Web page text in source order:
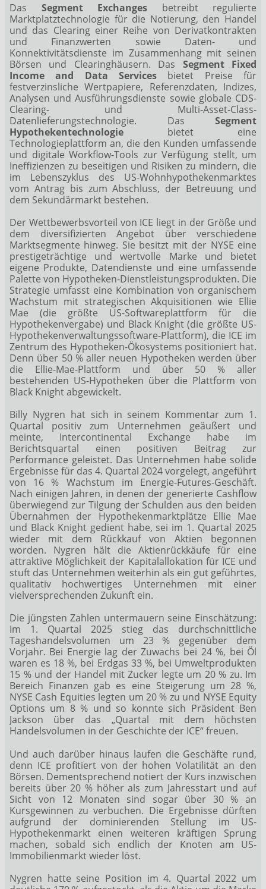
Das Segment Exchanges betreibt regulierte
Marktplatztechnologie für die Notierung, den Handel
und das Clearing einer Reihe von Derivatkontrakten
und Finanzwerten sowie Daten- und
Konnektivitätsdienste im Zusammenhang mit seinen
Börsen und Clearinghäusern. Das Segment Fixed
Income and Data Services bietet Preise für
festverzinsliche Wertpapiere, Referenzdaten, Indizes,
Analysen und Ausführungsdienste sowie globale CDS-
Clearing- und Multi-Asset-Class-
Datenlieferungstechnologie. Das Segment
Hypothekentechnologie bietet eine
Technologieplattform an, die den Kunden umfassende
und digitale Workflow-Tools zur Verfügung stellt, um
Ineffizienzen zu beseitigen und Risiken zu mindern, die
im Lebenszyklus des US-Wohnhypothekenmarktes
vom Antrag bis zum Abschluss, der Betreuung und
dem Sekundärmarkt bestehen.
Der Wettbewerbsvorteil von ICE liegt in der Größe und
dem diversifizierten Angebot über verschiedene
Marktsegmente hinweg. Sie besitzt mit der NYSE eine
prestigeträchtige und wertvolle Marke und bietet
eigene Produkte, Datendienste und eine umfassende
Palette von Hypotheken-Dienstleistungsprodukten. Die
Strategie umfasst eine Kombination von organischem
Wachstum mit strategischen Akquisitionen wie Ellie
Mae (die größte US-Softwareplattform für die
Hypothekenvergabe) und Black Knight (die größte US-
Hypothekenverwaltungssoftware-Plattform), die ICE im
Zentrum des Hypotheken-Ökosystems positioniert hat.
Denn über 50 % aller neuen Hypotheken werden über
die Ellie-Mae-Plattform und über 50 % aller
bestehenden US-Hypotheken über die Plattform von
Black Knight abgewickelt.
Billy Nygren hat sich in seinem Kommentar zum 1.
Quartal positiv zum Unternehmen geäußert und
meinte, Intercontinental Exchange habe im
Berichtsquartal einen positiven Beitrag zur
Performance geleistet. Das Unternehmen habe solide
Ergebnisse für das 4. Quartal 2024 vorgelegt, angeführt
von 16 % Wachstum im Energie-Futures-Geschäft.
Nach einigen Jahren, in denen der generierte Cashflow
überwiegend zur Tilgung der Schulden aus den beiden
Übernahmen der Hypothekenmarktplätze Ellie Mae
und Black Knight gedient habe, sei im 1. Quartal 2025
wieder mit dem Rückkauf von Aktien begonnen
worden. Nygren hält die Aktienrückkäufe für eine
attraktive Möglichkeit der Kapitalallokation für ICE und
stuft das Unternehmen weiterhin als ein gut geführtes,
qualitativ hochwertiges Unternehmen mit einer
vielversprechenden Zukunft ein.
Die jüngsten Zahlen untermauern seine Einschätzung:
Im 1. Quartal 2025 stieg das durchschnittliche
Tageshandelsvolumen um 23 % gegenüber dem
Vorjahr. Bei Energie lag der Zuwachs bei 24 %, bei Öl
waren es 18 %, bei Erdgas 33 %, bei Umweltprodukten
15 % und der Handel mit Zucker legte um 20 % zu. Im
Bereich Finanzen gab es eine Steigerung um 28 %,
NYSE Cash Equities legten um 20 % zu und NYSE Equity
Options um 8 % und so konnte sich Präsident Ben
Jackson über das „Quartal mit dem höchsten
Handelsvolumen in der Geschichte der ICE“ freuen.
Und auch darüber hinaus laufen die Geschäfte rund,
denn ICE profitiert von der hohen Volatilität an den
Börsen. Dementsprechend notiert der Kurs inzwischen
bereits über 20 % höher als zum Jahresstart und auf
Sicht von 12 Monaten sind sogar über 30 % an
Kursgewinnen zu verbuchen. Die Ergebnisse dürften
aufgrund der dominierenden Stellung im US-
Hypothekenmarkt einen weiteren kräftigen Sprung
machen, sobald sich endlich der Knoten am US-
Immobilienmarkt wieder löst.
Nygren hatte seine Position im 4. Quartal 2022 um